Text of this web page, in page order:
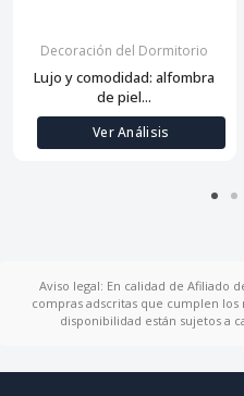
Decoración del Dormitorio
Lujo y comodidad: alfombra
de piel...
Ver Análisis
Aviso legal: En calidad de Afiliado
compras adscritas que cumplen
disponibilidad están sujetos a